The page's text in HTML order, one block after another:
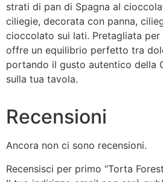
strati di pan di Spagna al
ciliegie, decorata con panna,
cioccolato sui lati. Pretagliata per
offre un equilibrio perfetto tra
portando il gusto autentico della
sulla tua tavola.
Recensioni
Ancora non ci sono recensioni.
Recensisci per primo “Torta